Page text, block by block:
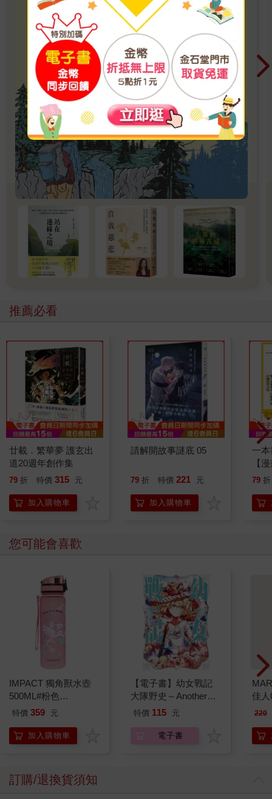
推薦必看
廿載．繁華夢 護玄出
道20週年創作集
79 折 特價 315 元
加入購物車
請解開故事謎底 05
79 折 特價 221 元
加入購物車
一
【
行
「
學方
79 折
您可能會喜歡
IMPACT 獨角獸水壺
500ML#粉色
IM00B11PK
特價 359 元
加入購物車
【電子書】幼女戰記
大隊野史～Another
Story of the Battalion～
特價 115 元
電子書
佳人
220
訂購/退換貨須知